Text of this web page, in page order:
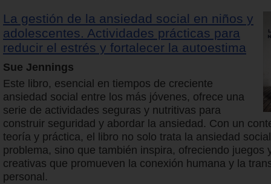
La gestión de la ansiedad social en niños y
adolescentes. Actividades prácticas para
reducir el estrés y fortalecer la autoestima
Sue Jennings
Este libro, esencial en tiempos de creciente
ansiedad social entre los más jóvenes, ofrece una
serie de actividades seguras y nutritivas para
construir seguridad y abordar la ansiedad. Con un
teoría y práctica, el libro no solo trata la ansiedad
problema, sino que también inspira, ofreciendo juegos
creativas que promueven la conexión humana y la
personal.